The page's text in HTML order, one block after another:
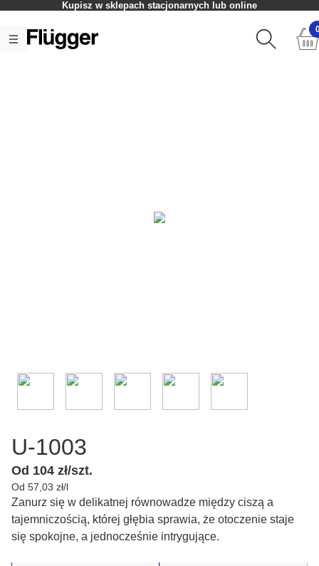
Kupisz w sklepach stacjonarnych lub online
U-1003
Od 104 zł/szt.
Od 57,03 zł/l
Zanurz się w delikatnej równowadze między ciszą a
tajemniczością, której głębia sprawia, że otoczenie staje
się spokojne, a jednocześnie intrygujące.